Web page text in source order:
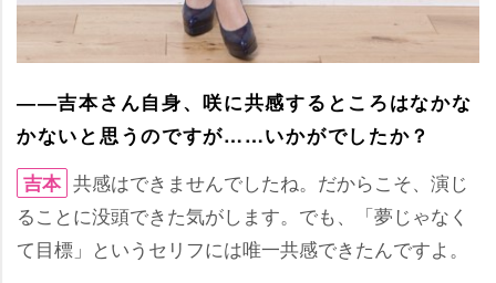
――吉本さん自身、咲に共感するところはなかな
かないと思うのですが……いかがでしたか？
吉本 共感はできませんでしたね。だからこそ、演じ
ることに没頭できた気がします。でも、「夢じゃなく
て目標」というセリフには唯一共感できたんですよ。